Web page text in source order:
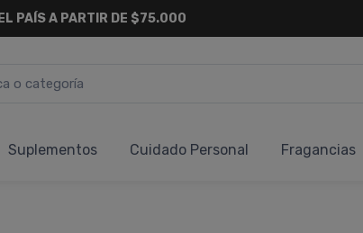
Suplementos Cuidado Personal Fragancias